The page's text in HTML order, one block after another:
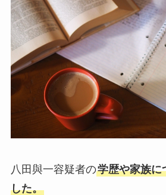
八田與一容疑者の学歴や家族に
した。